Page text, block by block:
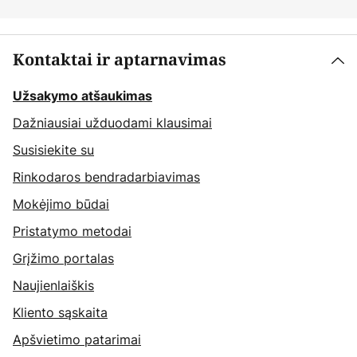
Kontaktai ir aptarnavimas
Užsakymo atšaukimas
Dažniausiai užduodami klausimai
Susisiekite su
Rinkodaros bendradarbiavimas
Mokėjimo būdai
Pristatymo metodai
Grįžimo portalas
Naujienlaiškis
Kliento sąskaita
Apšvietimo patarimai